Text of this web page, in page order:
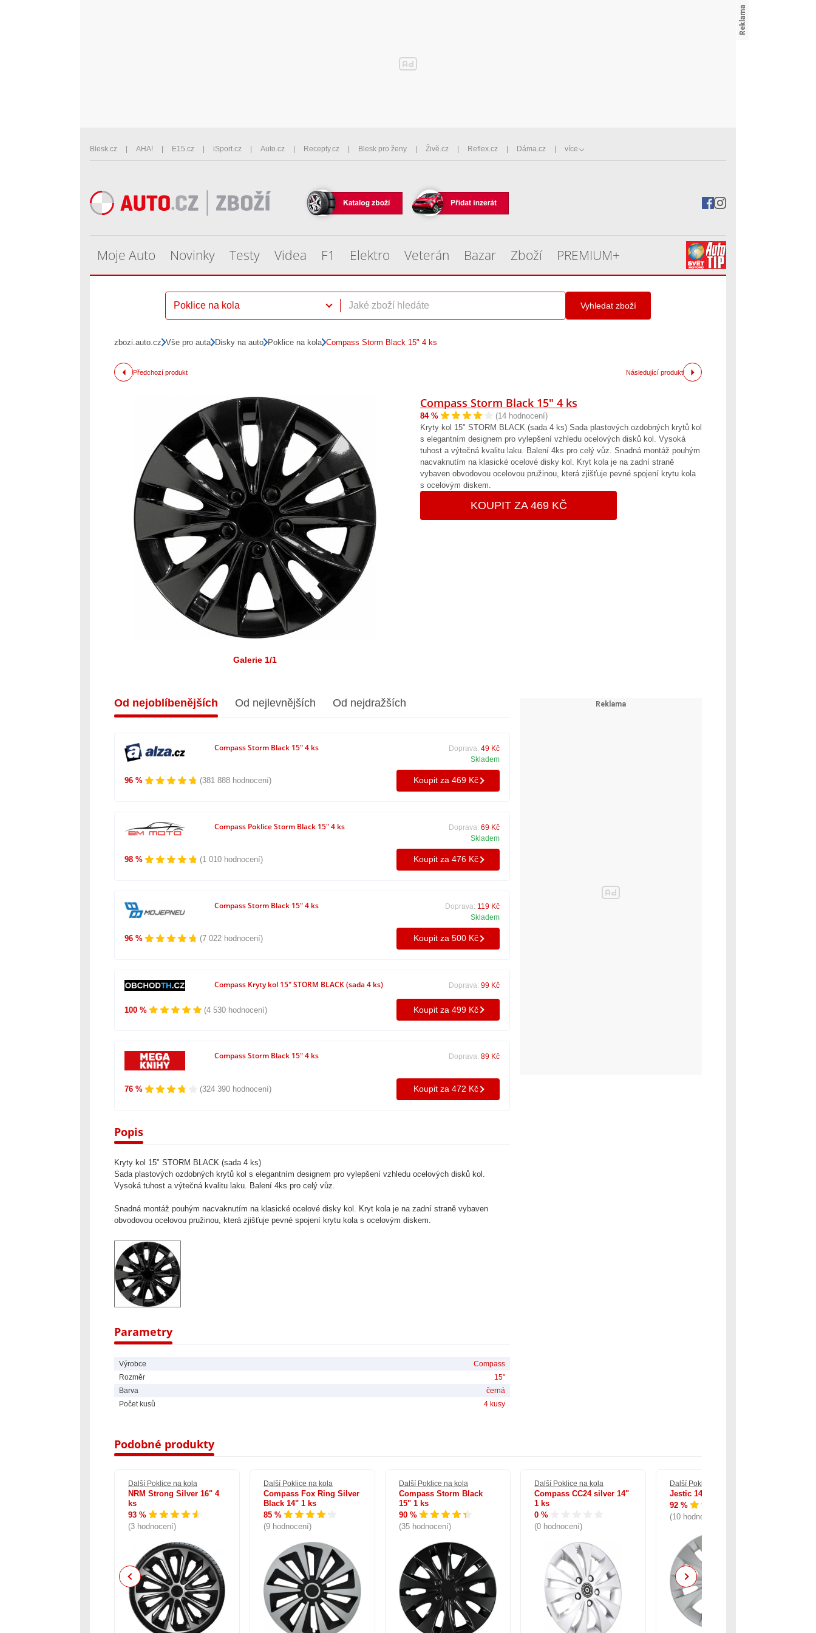
Blesk.cz AHA! E15.cz iSport.cz Auto.cz Recepty.cz Blesk pro ženy Živě.cz Reflex.cz Dáma.cz více
Moje Auto Novinky Testy Videa F1 Elektro Veterán Bazar Zboží PREMIUM+
Poklice na kola Vyhledat zboží
zbozi.auto.cz Vše pro auta Disky na auto Poklice na kola Compass Storm Black 15" 4 ks
Předchozí produkt Následující produkt
Galerie 1/1
Compass Storm Black 15" 4 ks
84 %
(14 hodnocení)
Kryty kol 15" STORM BLACK (sada 4 ks) Sada plastových ozdobných krytů kol
s elegantním designem pro vylepšení vzhledu ocelových disků kol. Vysoká
tuhost a výtečná kvalitu laku. Balení 4ks pro celý vůz. Snadná montáž pouhým
nacvaknutím na klasické ocelové disky kol. Kryt kola je na zadní straně
vybaven obvodovou ocelovou pružinou, která zjišťuje pevné spojení krytu kola
s ocelovým diskem.
KOUPIT ZA 469 KČ
Od nejoblíbenějších Od nejlevnějších Od nejdražších
96 % (381 888 hodnocení)
Compass Storm Black 15" 4 ks Doprava: 49 Kč
Skladem
Koupit za 469 Kč
98 % (1 010 hodnocení)
Compass Poklice Storm Black 15" 4 ks Doprava: 69 Kč
Skladem
Koupit za 476 Kč
96 % (7 022 hodnocení)
Compass Storm Black 15" 4 ks Doprava: 119 Kč
Skladem
Koupit za 500 Kč
100 % (4 530 hodnocení)
Compass Kryty kol 15" STORM BLACK (sada 4 ks) Doprava: 99 Kč
Koupit za 499 Kč
76 % (324 390 hodnocení)
Compass Storm Black 15" 4 ks Doprava: 89 Kč
Koupit za 472 Kč
Popis
Kryty kol 15" STORM BLACK (sada 4 ks)
Sada plastových ozdobných krytů kol s elegantním designem pro vylepšení vzhledu ocelových disků kol.
Vysoká tuhost a výtečná kvalitu laku. Balení 4ks pro celý vůz.
Snadná montáž pouhým nacvaknutím na klasické ocelové disky kol. Kryt kola je na zadní straně vybaven
obvodovou ocelovou pružinou, která zjišťuje pevné spojení krytu kola s ocelovým diskem.
Parametry
Výrobce
Compass
Rozměr
15"
Barva
černá
Počet kusů
4 kusy
Podobné produkty
Další Poklice na kola
NRM Strong Silver 16" 4
ks
93 %
(3 hodnocení)
Další Poklice na kola
Compass Fox Ring Silver
Black 14" 1 ks
85 %
(9 hodnocení)
Další Poklice na kola
Compass Storm Black
15" 1 ks
90 %
(35 hodnocení)
Další Poklice na kola
Compass CC24 silver 14"
1 ks
0 %
(0 hodnocení)
Další Poklice na kola
Jestic 14
92 %
(10 hodnocení)
Previous Next